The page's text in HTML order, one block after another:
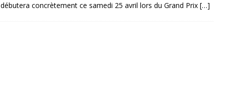
débutera concrètement ce samedi 25 avril lors du Grand Prix […]